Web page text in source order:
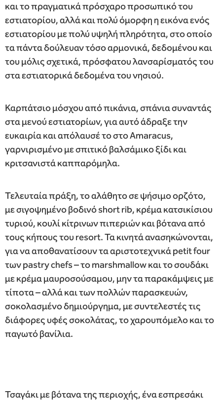
και το πραγματικά πρόσχαρο προσωπικό του
εστιατορίου, αλλά και πολύ όμορφη η εικόνα ενός
εστιατορίου με πολύ υψηλή πληρότητα, στο οποίο
τα πάντα δούλευαν τόσο αρμονικά, δεδομένου και
του μόλις σχετικά, πρόσφατου λανσαρίσματός του
στα εστιατορικά δεδομένα του νησιού.
Καρπάτσιο μόσχου από πικάνια, σπάνια συναντάς
στα μενού εστιατορίων, για αυτό άδραξε την
ευκαιρία και απόλαυσέ το στο Amaracus,
γαρνιρισμένο με σπιτικό βαλσάμικο ξίδι και
κριτσανιστά καππαρόμηλα.
Τελευταία πράξη, το αλάθητο σε ψήσιμο ορζότο,
με σιγοψημένο βοδινό short rib, κρέμα κατσικίσιου
τυριού, κουλί κίτρινων πιπεριών και βότανα από
τους κήπους του resort. Τα κινητά ανασηκώνονται,
για να αποθανατίσουν τα αριστοτεχνικά petit four
των pastry chefs – το marshmallow και το σουδάκι
με κρέμα μαυροσούσαμου, μην τα παρακάμψεις με
τίποτα – αλλά και των πολλών παρασκευών,
σοκολασμένο δημιούργημα, με συντελεστές τις
διάφορες υφές σοκολάτας, το χαρουπόμελο και το
παγωτό βανίλια.
Τσαγάκι με βότανα της περιοχής, ένα εσπρεσάκι